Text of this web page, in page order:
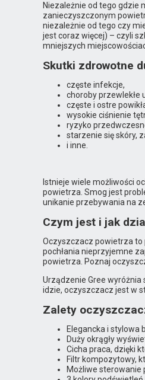
Niezależnie od tego gdzie
zanieczyszczonym
niezależnie od tego czy
jest coraz więcej) – czyli
mniejszych
Skutki zdrowotne
częste infekcje,
choroby przewlekłe
częste i ostre
wysokie ciśnienie
ryzyko
starzenie się skóry,
i inne.
Istnieje wiele możliwości
powietrza. Smog jest
unikanie przebywania na
Czym jest i jak
Oczyszczacz powietrza to
pochłania nieprzyjemne
powietrza. Poznaj
Urządzenie Gree wyróżnia
idzie, oczyszczacz jest w
Zalety
Elegancka i stylowa
Duży okrągły
Cicha praca, dzięki
Filtr kompozytowy,
Możliwe sterowanie